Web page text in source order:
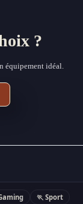
?
équipement idéal.
🏃 Sport